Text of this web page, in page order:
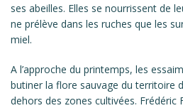
ses abeilles. Elles se nourrissent de
ne prélève dans les ruches que les
miel.
A l’approche du printemps, les
butiner la flore sauvage du territoire
dehors des zones cultivées. Frédéric